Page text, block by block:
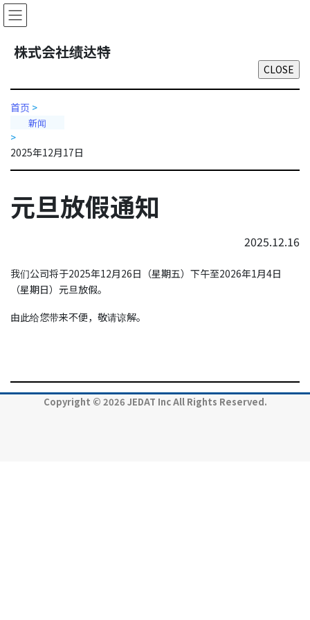
Skip
to
content
Skip
to
Navigation
株式会社绩达特
首页 >
新闻
>
2025年12月17日
元旦放假通知
2025.12.16
我们公司将于2025年12月26日（星期五）下午至2026年1月4日
（星期日）元旦放假。
由此给您带来不便，敬请谅解。
Copyright © 2026 JEDAT Inc All Rights Reserved.